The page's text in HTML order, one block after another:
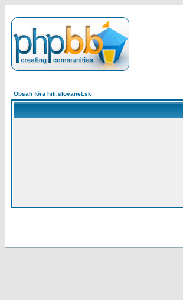
Obsah fóra hifi.slovanet.sk